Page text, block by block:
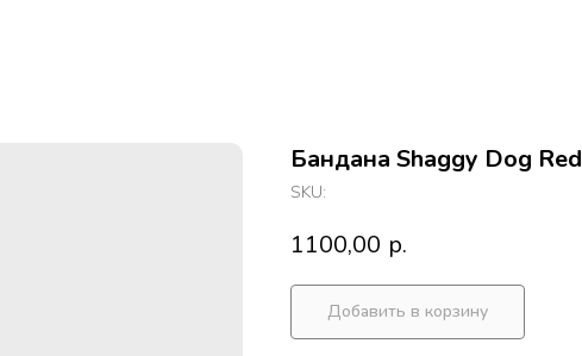
Бандана Shaggy Dog Red
SKU:
1100,00 р.
Добавить в корзину